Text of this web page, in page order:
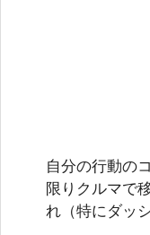
自分の行動の
限りクルマで
れ（特にダッ